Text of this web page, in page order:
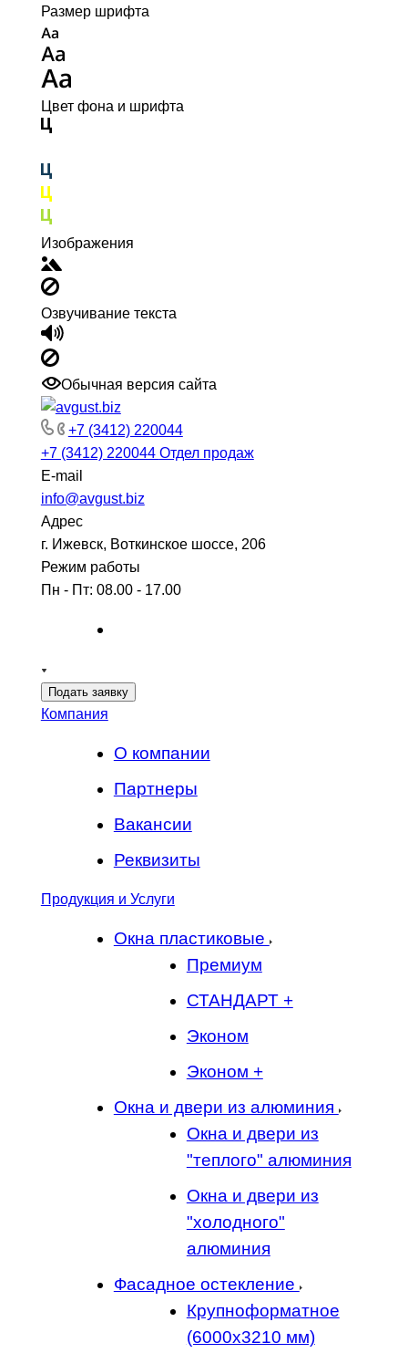
Размер шрифта
Цвет фона и шрифта
Изображения
Озвучивание текста
Обычная версия сайта
+7 (3412) 220044
+7 (3412) 220044 Отдел продаж
E-mail
info@avgust.biz
Адрес
г. Ижевск, Воткинское шоссе, 206
Режим работы
Пн - Пт: 08.00 - 17.00
Подать заявку
Компания
О компании
Партнеры
Вакансии
Реквизиты
Продукция и Услуги
Окна пластиковые
Премиум
СТАНДАРТ +
Эконом
Эконом +
Окна и двери из алюминия
Окна и двери из
"теплого" алюминия
Окна и двери из
"холодного"
алюминия
Фасадное остекление
Крупноформатное
(6000x3210 мм)